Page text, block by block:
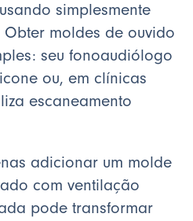
simplesmente
moldes de ouvido
seu fonoaudiólogo
ou, em clínicas
escaneamento
adicionar um molde
com ventilação
pode transformar